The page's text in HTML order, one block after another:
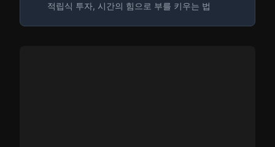
적립식 투자, 시간의 힘으로 부를 키우는 법